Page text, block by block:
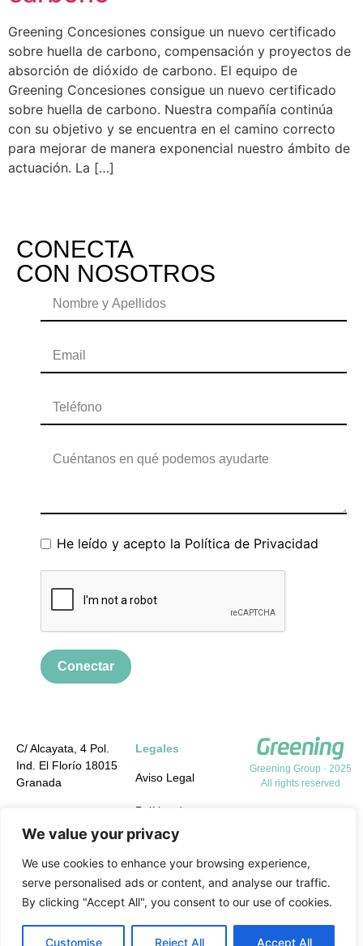
We value your privacy
We use cookies to enhance your browsing experience,
serve personalised ads or content, and analyse our traffic.
By clicking "Accept All", you consent to our use of cookies.
Customise Reject All Accept All
Greening Concesiones consigue un nuevo certificado
sobre huella de carbono, compensación y proyectos de
absorción de dióxido de carbono. El equipo de
Greening Concesiones consigue un nuevo certificado
sobre huella de carbono. Nuestra compañía continúa
con su objetivo y se encuentra en el camino correcto
para mejorar de manera exponencial nuestro ámbito de
actuación. La […]
CONECTA
CON NOSOTROS
He leído y acepto la Política de Privacidad
Conectar
C/ Alcayata, 4 Pol.
Ind. El Florío 18015
Granada
info@greening-
group.com
Legales
Aviso Legal
Política de
Privacidad
Política de cookies
medio ambiente y
PRL
Greening Group · 2025
All rights reserved